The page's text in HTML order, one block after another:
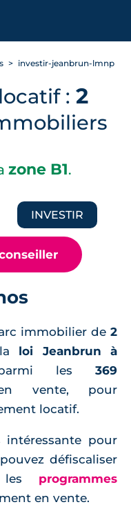
investir-jeanbrun-lmnp
: 2
zone B1.
INVESTIR
immobilier de 2
loi Jeanbrun à
les 369
vente, pour
locatif.
pour
défiscaliser
les programmes
en vente.